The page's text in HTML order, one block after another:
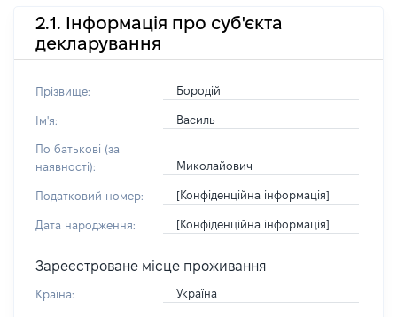
2.1. Інформація про суб'єкта
декларування
Прізвище: Бородій
Ім'я: Василь
По батькові (за
наявності):
Миколайович
Податковий номер: [Конфіденційна інформація]
Дата народження: [Конфіденційна інформація]
Зареєстроване місце проживання
Країна: Україна